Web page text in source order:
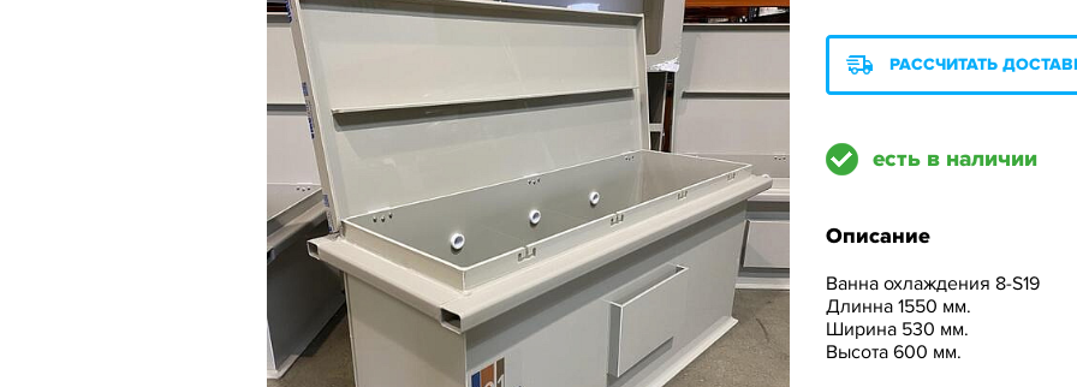
РАССЧИТАТЬ
есть в наличии
Описание
Ванна охлаждения 8-S19
Длинна 1550 мм.
Ширина 530 мм.
Высота 600 мм.